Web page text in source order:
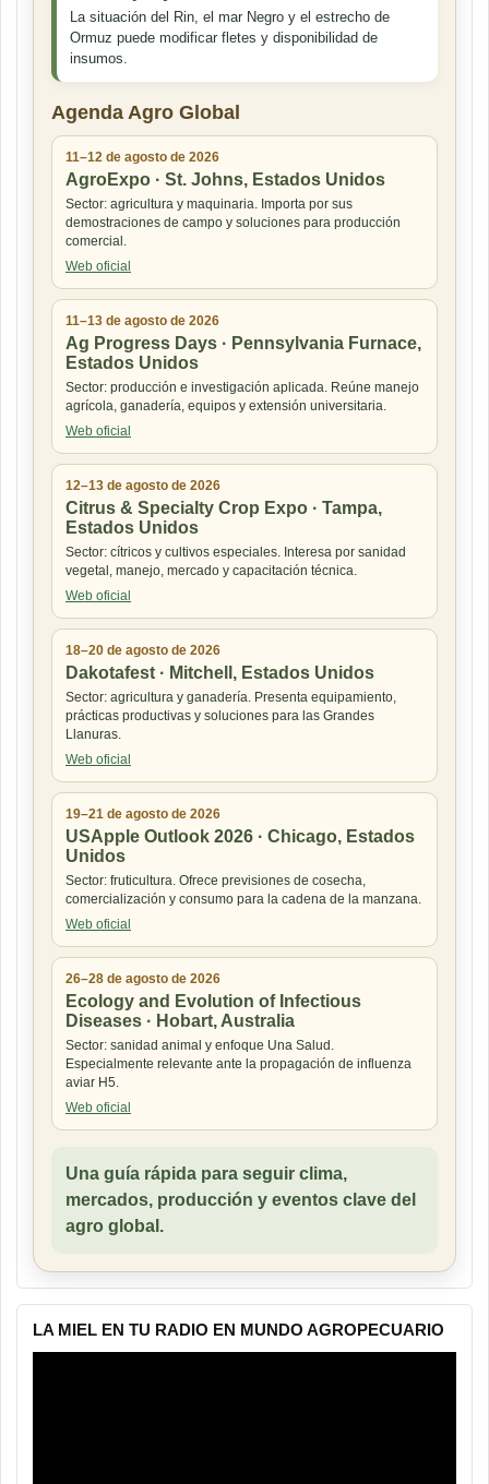
La situación del Rin, el mar Negro y el estrecho de
Ormuz puede modificar fletes y disponibilidad de
insumos.
Agenda Agro Global
11–12 de agosto de 2026
AgroExpo · St. Johns, Estados Unidos
Sector: agricultura y maquinaria. Importa por sus
demostraciones de campo y soluciones para producción
comercial.
Web oficial
11–13 de agosto de 2026
Ag Progress Days · Pennsylvania Furnace,
Estados Unidos
Sector: producción e investigación aplicada. Reúne manejo
agrícola, ganadería, equipos y extensión universitaria.
Web oficial
12–13 de agosto de 2026
Citrus & Specialty Crop Expo · Tampa,
Estados Unidos
Sector: cítricos y cultivos especiales. Interesa por sanidad
vegetal, manejo, mercado y capacitación técnica.
Web oficial
18–20 de agosto de 2026
Dakotafest · Mitchell, Estados Unidos
Sector: agricultura y ganadería. Presenta equipamiento,
prácticas productivas y soluciones para las Grandes
Llanuras.
Web oficial
19–21 de agosto de 2026
USApple Outlook 2026 · Chicago, Estados
Unidos
Sector: fruticultura. Ofrece previsiones de cosecha,
comercialización y consumo para la cadena de la manzana.
Web oficial
26–28 de agosto de 2026
Ecology and Evolution of Infectious
Diseases · Hobart, Australia
Sector: sanidad animal y enfoque Una Salud.
Especialmente relevante ante la propagación de influenza
aviar H5.
Web oficial
Una guía rápida para seguir clima,
mercados, producción y eventos clave del
agro global.
LA MIEL EN TU RADIO EN MUNDO AGROPECUARIO